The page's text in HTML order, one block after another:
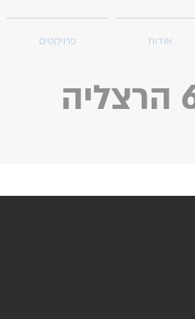
אודות פרויקטים